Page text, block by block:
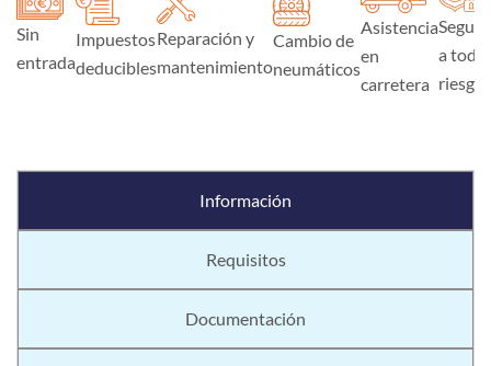
Sin
entrada
Impuestos
deducibles
Reparación y
mantenimiento
Cambio de
neumáticos
Asistencia
en
carretera
Seguro
a todo
riesgo
Información
Requisitos
Documentación